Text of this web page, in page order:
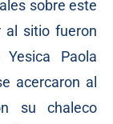
sobre este
al sitio fueron
Paola
acercaron al
su chaleco